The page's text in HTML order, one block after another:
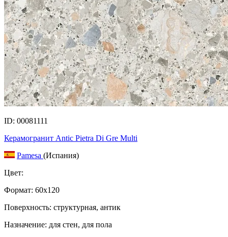
ID: 00081111
Керамогранит Antic Pietra Di Gre Multi
Pamesa (Испания)
Цвет:
Формат: 60x120
Поверхность: структурная, антик
Назначение: для стен, для пола